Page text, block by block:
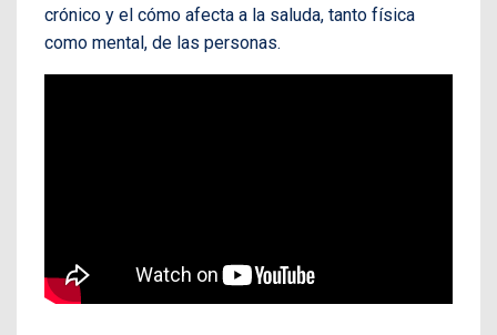
crónico y el cómo afecta a la saluda, tanto física
como mental, de las personas.